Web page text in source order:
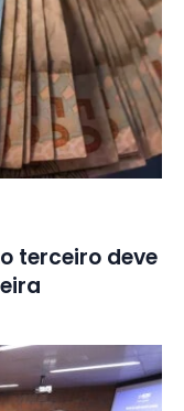
terceiro deve